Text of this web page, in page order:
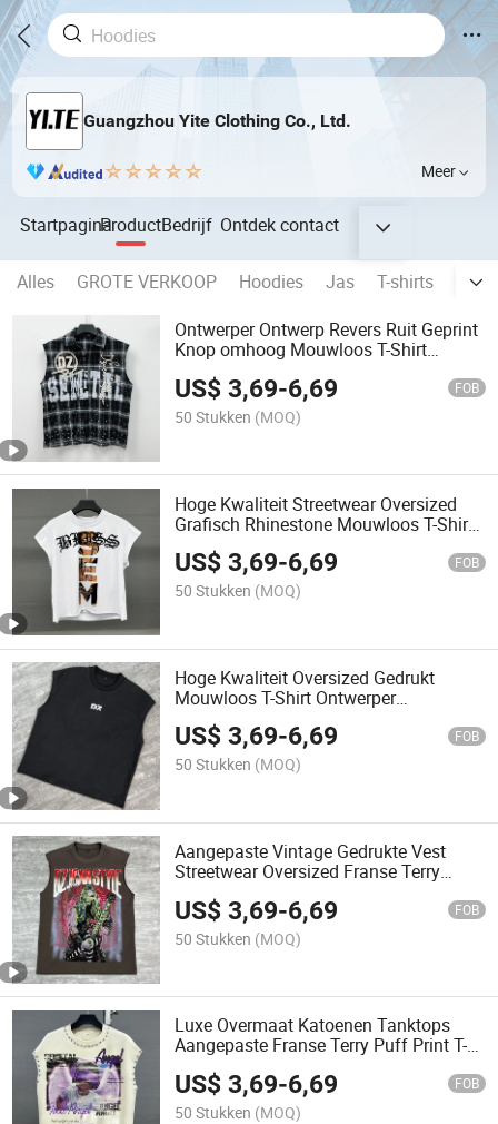
Guangzhou Yite Clothing Co., Ltd.
Meer
StartpaginaProductBedrijf Ontdekcontact
Alles GROTE VERKOOP Hoodies Jas T-shirts
Ontwerper Ontwerp Revers Ruit Geprint
Knop omhoog Mouwloos T-Shirt
Katoen Strass Mannen Tanktops
US$3,69-6,69 FOB
50 Stukken (MOQ)
Hoge Kwaliteit Streetwear Oversized
Grafisch Rhinestone Mouwloos T-Shirt
Aangepaste Print Katoenen
Hardloopvest Boxy Gym Tanktop Voor
Mannen
US$3,69-6,69 FOB
50 Stukken (MOQ)
Hoge Kwaliteit Oversized Gedrukt
Mouwloos T-Shirt Ontwerper
Aangepaste O-Hals Katoenen
Hardloopvest Spier Gym Fitness Heren
Tanktops
US$3,69-6,69 FOB
50 Stukken (MOQ)
Aangepaste Vintage Gedrukte Vest
Streetwear Oversized Franse Terry
Hardloop Tanktops Voor Mannen
US$3,69-6,69 FOB
50 Stukken (MOQ)
Luxe Overmaat Katoenen Tanktops
Aangepaste Franse Terry Puff Print T-
shirt Rhinestone Streetwear Mouwloos
Grafisch T-shirt
US$3,69-6,69 FOB
50 Stukken (MOQ)